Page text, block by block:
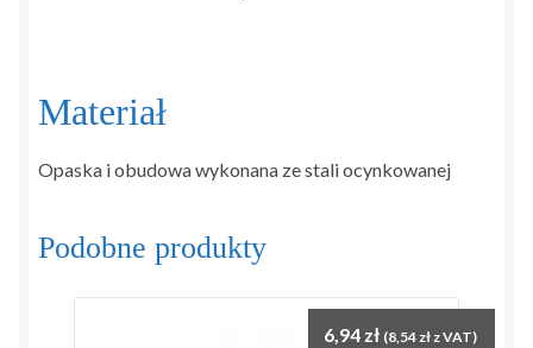
Materiał
Opaska i obudowa wykonana ze stali ocynkowanej
Podobne produkty
6,94 zł (8,54 zł z VAT)